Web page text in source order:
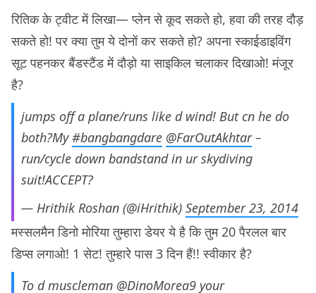
रितिक के ट्वीट में लिखा— प्लेन से कूद सकते हो, हवा की तरह दौड़
सकते हो! पर क्या तुम ये दोनों कर सकते हो? अपना स्काईडाइविंग
सूट पहनकर बैंडस्टैंड में दौड़ो या साइकिल चलाकर दिखाओ! मंजूर
है?
jumps off a plane/runs like d wind! But cn he do
both?My#bangbangdare @FarOutAkhtar–
run/cycle down bandstand in ur skydiving
suit!ACCEPT?
— Hrithik Roshan (@iHrithik) September 23, 2014
मस्सलमैन डिनो मोरिया तुम्हारा डेयर ये है कि तुम 20 पैरलल बार
डिप्स लगाओ! 1 सेट! तुम्हारे पास 3 दिन हैं!! स्वीकार है?
To d muscleman @DinoMorea9 your